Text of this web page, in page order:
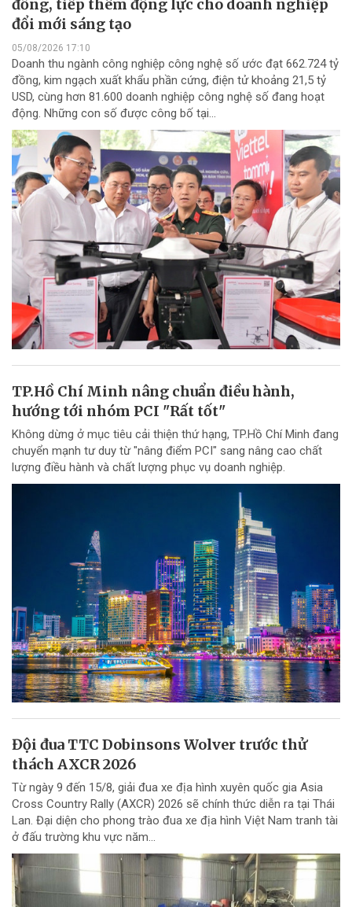
đồng, tiếp thêm động lực cho doanh nghiệp
đổi mới sáng tạo
05/08/2026 17:10
Doanh thu ngành công nghiệp công nghệ số ước đạt 662.724 tỷ
đồng, kim ngạch xuất khẩu phần cứng, điện tử khoảng 21,5 tỷ
USD, cùng hơn 81.600 doanh nghiệp công nghệ số đang hoạt
động. Những con số được công bố tại...
TP.Hồ Chí Minh nâng chuẩn điều hành,
hướng tới nhóm PCI "Rất tốt"
Không dừng ở mục tiêu cải thiện thứ hạng, TP.Hồ Chí Minh đang
chuyển mạnh tư duy từ "nâng điểm PCI" sang nâng cao chất
lượng điều hành và chất lượng phục vụ doanh nghiệp.
Đội đua TTC Dobinsons Wolver trước thử
thách AXCR 2026
Từ ngày 9 đến 15/8, giải đua xe địa hình xuyên quốc gia Asia
Cross Country Rally (AXCR) 2026 sẽ chính thức diễn ra tại Thái
Lan. Đại diện cho phong trào đua xe địa hình Việt Nam tranh tài
ở đấu trường khu vực năm...